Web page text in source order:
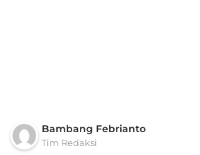
Bambang Febrianto
Tim Redaksi